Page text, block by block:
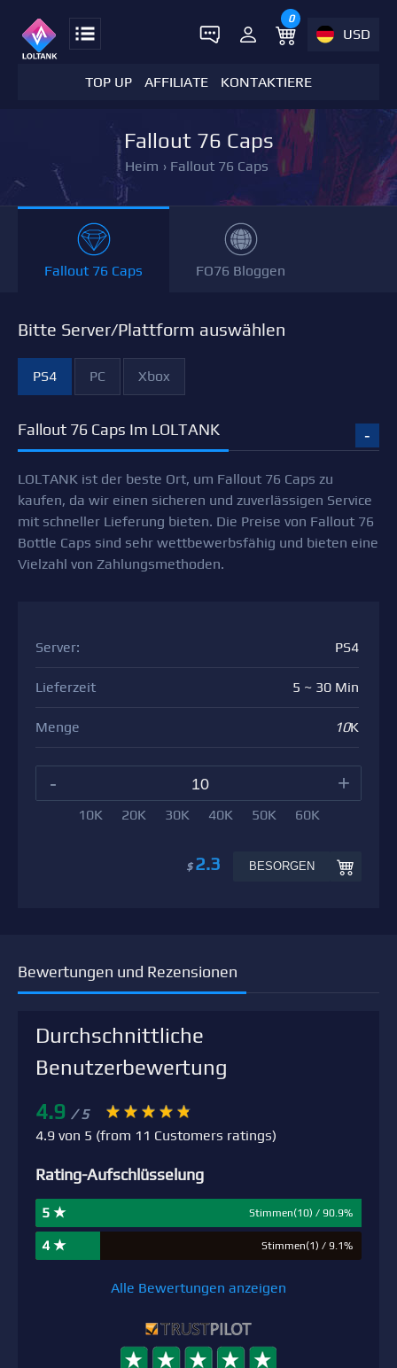
0
USD
TOP UP AFFILIATE KONTAKTIERE
Fallout 76 Caps
Heim › Fallout 76 Caps
Fallout 76 Caps FO76 Bloggen
Bitte Server/Plattform auswählen
PS4 PC Xbox
Fallout 76 Caps Im LOLTANK
LOLTANK ist der beste Ort, um Fallout 76 Caps zu
kaufen, da wir einen sicheren und zuverlässigen Service
mit schneller Lieferung bieten. Die Preise von Fallout 76
Bottle Caps sind sehr wettbewerbsfähig und bieten eine
Vielzahl von Zahlungsmethoden.
Server: PS4
Lieferzeit 5 ~ 30 Min
Menge 10K
- +
10K 20K 30K 40K 50K 60K
$ 2.3 BESORGEN
Bewertungen und Rezensionen
Durchschnittliche
Benutzerbewertung
4.9 / 5
4.9 von 5 (from 11 Customers ratings)
Rating-Aufschlüsselung
5 ★ Stimmen(10) / 90.9%
4 ★ Stimmen(1) / 9.1%
Alle Bewertungen anzeigen